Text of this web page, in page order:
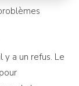
y a un refus. Le